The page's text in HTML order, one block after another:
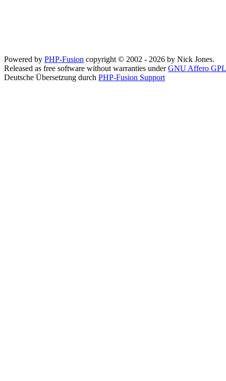
Powered by PHP-Fusion copyright © 2002 - 2026 by Nick Jones.
Released as free software without warranties underGNU Affero GPL
Deutsche Übersetzung durch PHP-Fusion Support